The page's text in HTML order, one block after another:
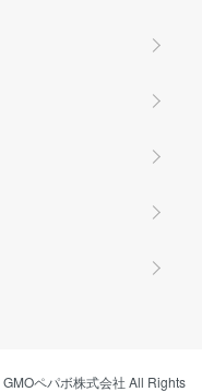
GMOペパボ株式会社 All Rights